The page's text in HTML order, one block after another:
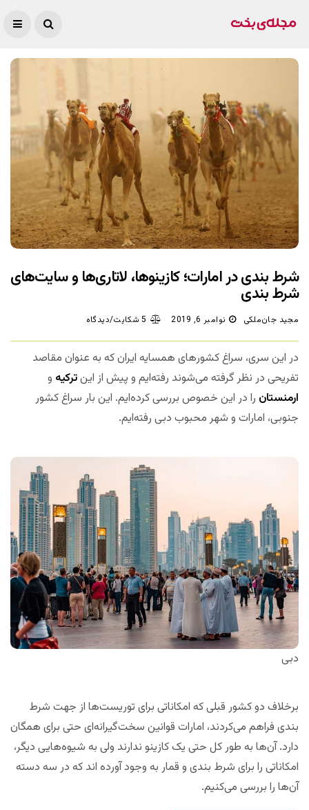
شرط بندی در امارات؛ کازینوها، لاتاری‌ها و سایت‌های
شرط بندی
مجید جان‌ملکی نوامبر 6, 2019 5 شکایت/دیدگاه
در این سری، سراغ کشورهای همسایه ایران که به عنوان مقاصد
تفریحی در نظر گرفته می‌شوند رفته‌ایم و پیش از اینترکیه و
ارمنستان را در این خصوص بررسی کرده‌ایم. این بار سراغ کشور
جنوبی، امارات و شهر محبوب دبی رفته‌ایم.
دبی
برخلاف دو کشور قبلی که امکاناتی برای توریست‌ها از جهت شرط
بندی فراهم می‌کردند، امارات قوانین سخت‌گیرانه‌ای حتی برای همگان
دارد. آن‌ها به طور کل حتی یک کازینو ندارند ولی به شیوه‌هایی دیگر،
امکاناتی را برای شرط بندی و قمار به وجود آورده اند که در سه دسته
آن‌ها را بررسی می‌کنیم.